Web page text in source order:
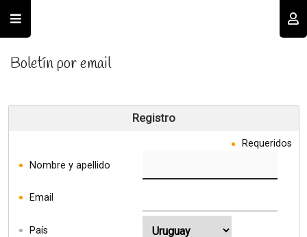
Recordar datos
INGRESAR
Boletín por email
Registro
Requeridos
Nombre y apellido
Email
País